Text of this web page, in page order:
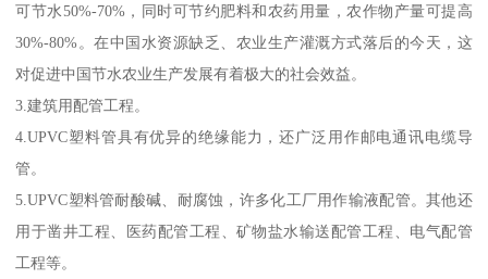
可节水50%-70%，同时可节约肥料和农药用量，农作物产量可提高
30%-80%。在中国水资源缺乏、农业生产灌溉方式落后的今天，这
对促进中国节水农业生产发展有着极大的社会效益。
3.建筑用配管工程。
4.UPVC塑料管具有优异的绝缘能力，还广泛用作邮电通讯电缆导
管。
5.UPVC塑料管耐酸碱、耐腐蚀，许多化工厂用作输液配管。其他还
用于凿井工程、医药配管工程、矿物盐水输送配管工程、电气配管
工程等。